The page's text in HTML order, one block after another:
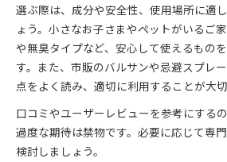
選ぶ際は、成分や安全性、使用場所に適
ょう。小さなお子さまやペットがいるご
や無臭タイプなど、安心して使えるもの
す。また、市販のバルサンや忌避スプレ
点をよく読み、適切に利用することが大切
口コミやユーザーレビューを参考にする
過度な期待は禁物です。必要に応じて専
検討しましょう。